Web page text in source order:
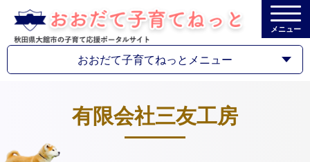
メニュー
おおだて子育てねっとメニュー
有限会社三友工房